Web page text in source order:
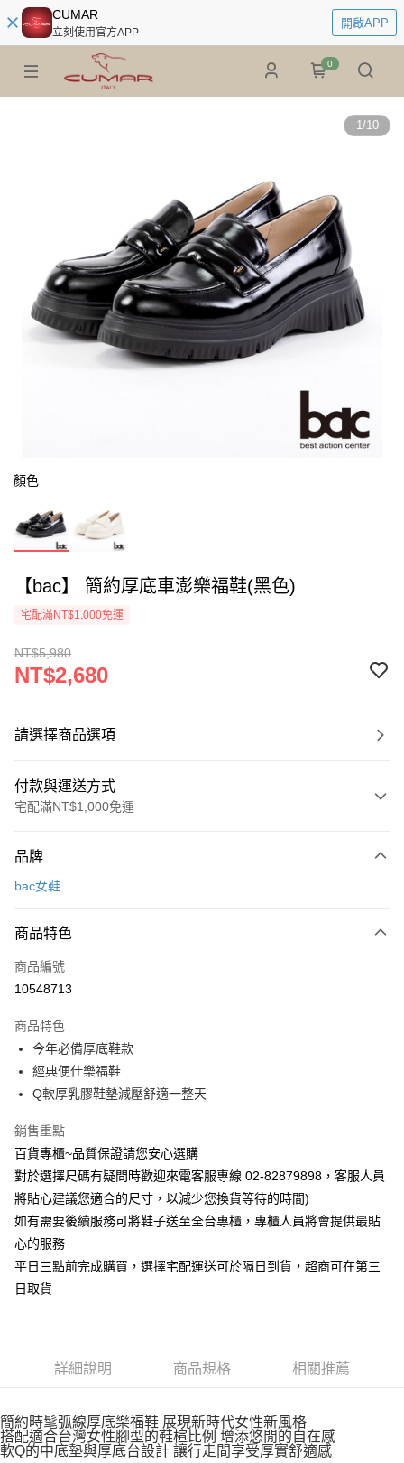
CUMAR
立刻使用官方APP
開啟APP
0
1/10
顏色
【bac】 簡約厚底車澎樂福鞋(黑色)
宅配滿NT$1,000免運
NT$5,980
NT$2,680
請選擇商品選項
付款與運送方式
宅配滿NT$1,000免運
信用卡一次付款
Apple Pay
街口支付
宅配
每筆NT$90，滿NT$1,000(含以上)免運費
品牌
bac女鞋
商品特色
商品編號
10548713
商品特色
今年必備厚底鞋款
經典便仕樂福鞋
Q軟厚乳膠鞋墊減壓舒適一整天
銷售重點
百貨專櫃~品質保證請您安心選購
對於選擇尺碼有疑問時歡迎來電客服專線 02-82879898，客服人員
將貼心建議您適合的尺寸，以減少您換貨等待的時間)
如有需要後續服務可將鞋子送至全台專櫃，專櫃人員將會提供最貼
心的服務
平日三點前完成購買，選擇宅配運送可於隔日到貨，超商可在第三
日取貨
詳細說明 商品規格 相關推薦
簡約時髦弧線厚底樂福鞋 展現新時代女性新風格
搭配適合台灣女性腳型的鞋楦比例 增添悠閒的自在感
軟Q的中底墊與厚底台設計 讓行走間享受厚實舒適感